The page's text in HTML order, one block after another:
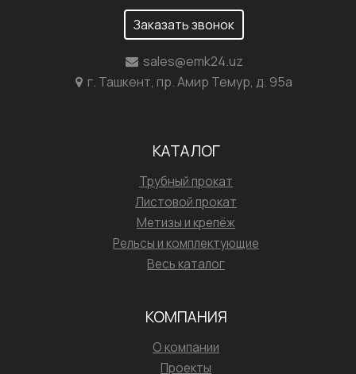
Заказать звонок
sales@emk24.uz
г. Ташкент, пр. Амир Темур, д. 95а
КАТАЛОГ
Трубный прокат
Листовой прокат
Метизы и крепёж
Рельсы и комплектующие
Весь каталог
КОМПАНИЯ
О компании
Проекты